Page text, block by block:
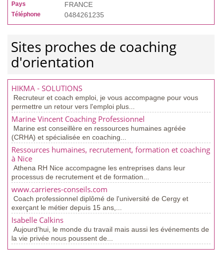
Pays FRANCE
Téléphone 0484261235
Sites proches de coaching
d'orientation
HIKMA - SOLUTIONS
Recruteur et coach emploi, je vous accompagne pour vous
permettre un retour vers l'emploi plus...
Marine Vincent Coaching Professionnel
Marine est conseillère en ressources humaines agréée
(CRHA) et spécialisée en coaching...
Ressources humaines, recrutement, formation et coaching
à Nice
Athena RH Nice accompagne les entreprises dans leur
processus de recrutement et de formation...
www.carrieres-conseils.com
Coach professionnel diplômé de l'université de Cergy et
exerçant le métier depuis 15 ans,...
Isabelle Calkins
Aujourd’hui, le monde du travail mais aussi les événements de
la vie privée nous poussent de...